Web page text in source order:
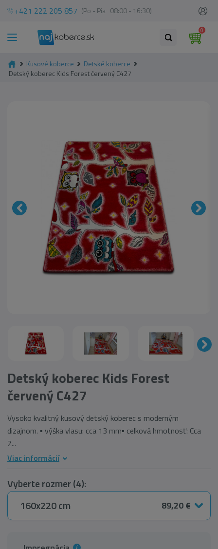
+421 222 205 857 (Po - Pia 08:00 - 16:30)
0
Kusové koberce
Detské koberce
Detský koberec Kids Forest červený C427
Detský koberec Kids Forest
červený C427
Vysoko kvalitný kusový detský koberec s moderným
dizajnom. ▪ výška vlasu: cca 13 mm▪ celková hmotnosť: Cca
2...
Viac informácií
Vyberte rozmer (4):
160x220 cm
89,20 €